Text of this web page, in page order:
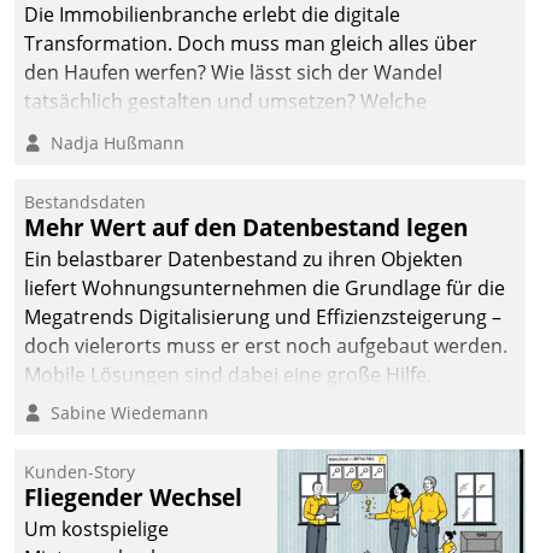
Die Immobilienbranche erlebt die digitale
Transformation. Doch muss man gleich alles über
den Haufen werfen? Wie lässt sich der Wandel
tatsächlich gestalten und umsetzen? Welche
Argumente zählen wirklich?
Nadja Hußmann
Bestandsdaten
Mehr Wert auf den Datenbestand legen
Ein belastbarer Datenbestand zu ihren Objekten
liefert Wohnungsunternehmen die Grundlage für die
Megatrends Digitalisierung und Effizienzsteigerung –
doch vielerorts muss er erst noch aufgebaut werden.
Mobile Lösungen sind dabei eine große Hilfe.
Sabine Wiedemann
Kunden-Story
Fliegender Wechsel
Um kostspielige